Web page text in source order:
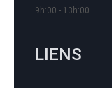
9h:00 - 13h:00
LIENS